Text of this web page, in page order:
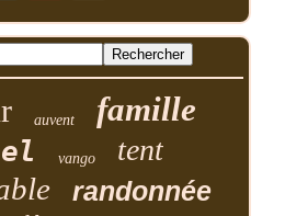
auvent famille
vango tent
randonnée